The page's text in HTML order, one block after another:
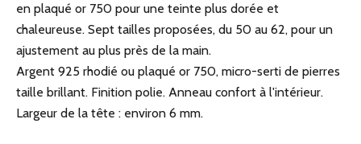
en plaqué or 750 pour une teinte plus dorée et
chaleureuse. Sept tailles proposées, du 50 au 62, pour un
ajustement au plus près de la main.
Argent 925 rhodié ou plaqué or 750, micro-serti de pierres
taille brillant. Finition polie. Anneau confort à l'intérieur.
Largeur de la tête : environ 6 mm.